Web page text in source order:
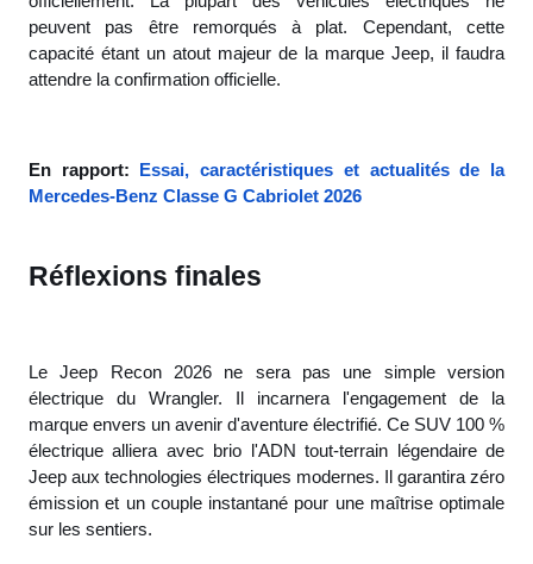
peuvent pas être remorqués à plat. Cependant, cette
capacité étant un atout majeur de la marque Jeep, il faudra
attendre la confirmation officielle.
En rapport:
Essai, caractéristiques et actualités de la
Mercedes-Benz Classe G Cabriolet 2026
Réflexions finales
Le Jeep Recon 2026 ne sera pas une simple version
électrique du Wrangler. Il incarnera l'engagement de la
marque envers un avenir d'aventure électrifié. Ce SUV 100 %
électrique alliera avec brio l'ADN tout-terrain légendaire de
Jeep aux technologies électriques modernes. Il garantira zéro
émission et un couple instantané pour une maîtrise optimale
sur les sentiers.